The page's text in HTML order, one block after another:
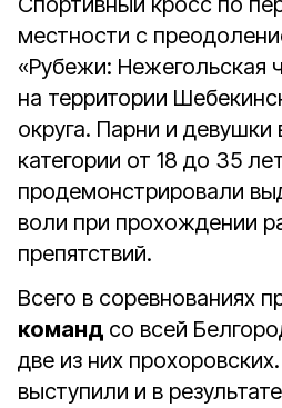
местности с
«Рубежи: Нежегольская
на территории
округа. Парни и девушки
категории от 18 до 35
продемонстрировали
воли при прохождении
препятствий.
Всего в соревнованиях
команд со всей
две из них
выступили и в